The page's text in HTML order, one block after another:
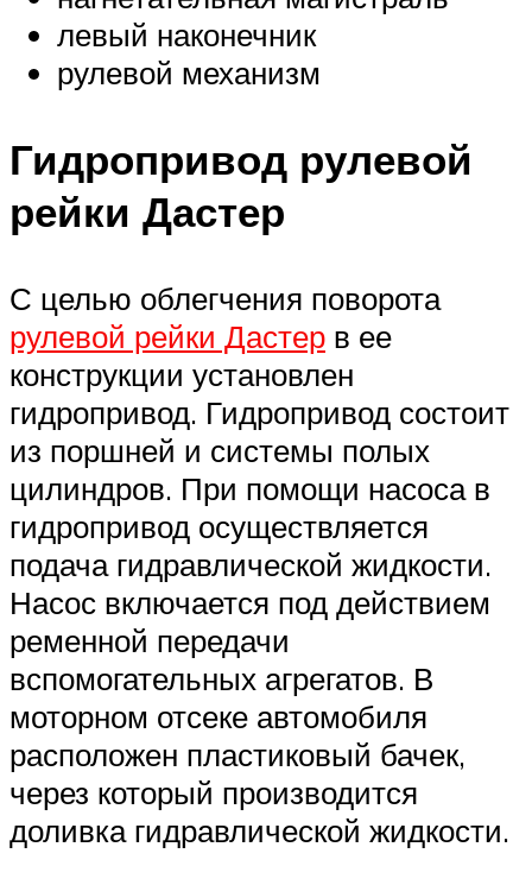
левый наконечник
рулевой механизм
Гидропривод рулевой
рейки Дастер
С целью облегчения поворота
рулевой рейки Дастер в ее
конструкции установлен
гидропривод. Гидропривод состоит
из поршней и системы полых
цилиндров. При помощи насоса в
гидропривод осуществляется
подача гидравлической жидкости.
Насос включается под действием
ременной передачи
вспомогательных агрегатов. В
моторном отсеке автомобиля
расположен пластиковый бачек,
через который производится
доливка гидравлической жидкости.